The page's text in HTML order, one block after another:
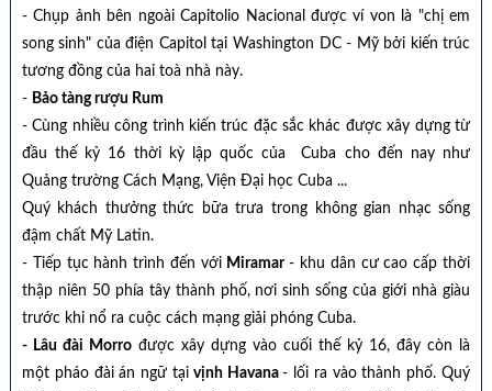
- Chụp ảnh bên ngoài Capitolio Nacional được ví von là "chị em
song sinh" của điện Capitol tại Washington DC - Mỹ bởi kiến trúc
tương đồng của hai toà nhà này.
- Bảo tàng rượu Rum
- Cùng nhiều công trình kiến trúc đặc sắc khác được xây dựng từ
đầu thế kỷ 16 thời kỳ lập quốc của Cuba cho đến nay như
Quảng trường Cách Mạng, Viện Đại học Cuba ...
Quý khách thưởng thức bữa trưa trong không gian nhạc sống
đậm chất Mỹ Latin.
- Tiếp tục hành trình đến vớiMiramar- khu dân cư cao cấp thời
thập niên 50 phía tây thành phố, nơi sinh sống của giới nhà giàu
trước khi nổ ra cuộc cách mạng giải phóng Cuba.
- Lâu đài Morrođược xây dựng vào cuối thế kỷ 16, đây còn là
một pháo đài án ngữ tạivịnh Havana- lối ra vào thành phố. Quý